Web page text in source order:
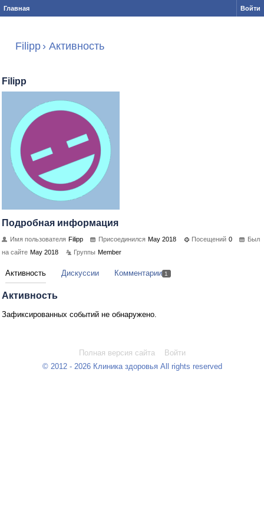
Главная Войти
Filipp › Активность
Filipp
Подробная информация
Имя пользователя Filipp Присоединился May 2018 Посещений 0
Был
на сайте May 2018 Группы Member
Активность Дискуссии Комментарии 1
Активность
Зафиксированных событий не обнаружено.
Полная версия сайта
Войти
© 2012 - 2026 Клиника здоровья All rights reserved